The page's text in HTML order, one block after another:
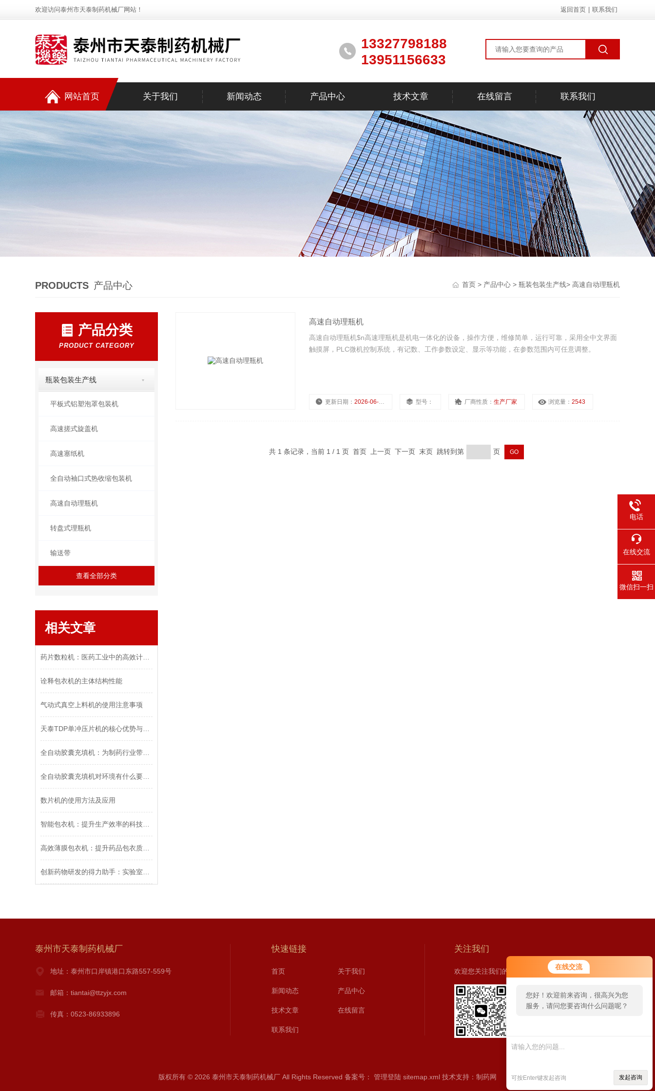
在线交流
您好！欢迎前来咨询，很高兴为您
服务，请问您要咨询什么问题呢？
可按Enter键发起咨询 发起咨询
欢迎访问泰州市天泰制药机械厂网站！ 返回首页 联系我们
13327798188
13951156633
网站首页 关于我们 新闻动态 产品中心 技术文章 在线留言 联系我们
PRODUCTS 产品中心 首页 > 产品中心 > 瓶装包装生产线> 高速自动理瓶机
产品分类
PRODUCT CATEGORY
瓶装包装生产线
平板式铝塑泡罩包装机
高速搓式旋盖机
高速塞纸机
全自动袖口式热收缩包装机
高速自动理瓶机
转盘式理瓶机
输送带
查看全部分类
相关文章
诠释包衣机的主体结构性能
气动式真空上料机的使用注意事项
数片机的使用方法及应用
高速自动理瓶机
高速自动理瓶机$n高速理瓶机是机电一体化的设备，操作方便，维修简单，运行可靠，采用全中文界面
触摸屏，PLC微机控制系统，有记数、工作参数设定、显示等功能，在参数范围内可任意调整。
更新日期： 2026-06-02 型号： 厂商性质： 生产厂家 浏览量： 2543
共 1 条记录，当前 1 / 1 页 首页 上一页 下一页 末页 跳转到第 页
泰州市天泰制药机械厂
地址：泰州市口岸镇港口东路557-559号
邮箱：tiantai@ttzyjx.com
传真：0523-86933896
快速链接
首页 关于我们
新闻动态 产品中心
技术文章 在线留言
联系我们
关注我们
欢迎您关注我们的微信公众号了解更多信息：
版权所有 © 2026 泰州市天泰制药机械厂 All Rights Reserved 备案号： 管理登陆 sitemap.xml 技术支持： 制药网
电话
在线交流
微信扫一扫